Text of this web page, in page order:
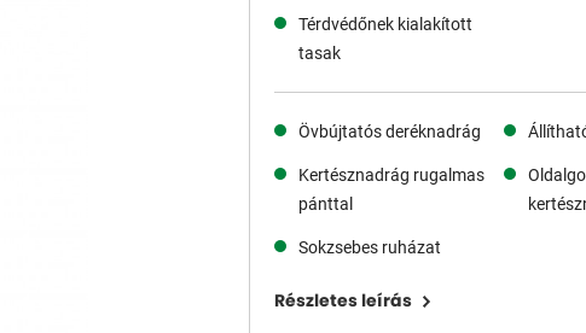
Térdvédőnek kialakított
tasak
Övbújtatós deréknadrág
Kertésznadrág rugalmas
pánttal
Sokzsebes ruházat
Részletes leírás